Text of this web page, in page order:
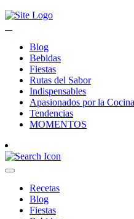
Blog
Bebidas
Fiestas
Rutas del Sabor
Indispensables
Apasionados por la Cocina
Tendencias
MOMENTOS
Recetas
Blog
Fiestas